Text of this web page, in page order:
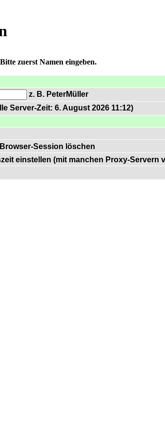
zuerst Namen eingeben.
z. B. PeterMüller
Server-Zeit: 6. August 2026 11:12)
Session löschen
einstellen (mit manchen Proxy-Servern